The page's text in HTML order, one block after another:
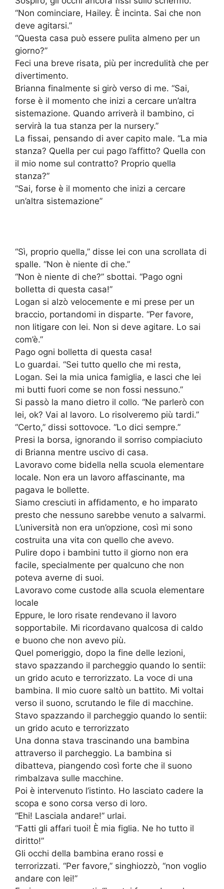
“Non cominciare, Hailey. È incinta. Sai che non
deve agitarsi.”
“Questa casa può essere pulita almeno per un
giorno?”
Feci una breve risata, più per incredulità che per
divertimento.
Brianna finalmente si girò verso di me. “Sai,
forse è il momento che inizi a cercare un’altra
sistemazione. Quando arriverà il bambino, ci
servirà la tua stanza per la nursery.”
La fissai, pensando di aver capito male. “La mia
stanza? Quella per cui pago l’affitto? Quella con
il mio nome sul contratto? Proprio quella
stanza?”
“Sai, forse è il momento che inizi a cercare
un’altra sistemazione”
“Sì, proprio quella,” disse lei con una scrollata di
spalle. “Non è niente di che.”
“Non è niente di che?” sbottai. “Pago ogni
bolletta di questa casa!”
Logan si alzò velocemente e mi prese per un
braccio, portandomi in disparte. “Per favore,
non litigare con lei. Non si deve agitare. Lo sai
com’è.”
Pago ogni bolletta di questa casa!
Lo guardai. “Sei tutto quello che mi resta,
Logan. Sei la mia unica famiglia, e lasci che lei
mi butti fuori come se non fossi nessuno.”
Si passò la mano dietro il collo. “Ne parlerò con
lei, ok? Vai al lavoro. Lo risolveremo più tardi.”
“Certo,” dissi sottovoce. “Lo dici sempre.”
Presi la borsa, ignorando il sorriso compiaciuto
di Brianna mentre uscivo di casa.
Lavoravo come bidella nella scuola elementare
locale. Non era un lavoro affascinante, ma
pagava le bollette.
Siamo cresciuti in affidamento, e ho imparato
presto che nessuno sarebbe venuto a salvarmi.
L’università non era un’opzione, così mi sono
costruita una vita con quello che avevo.
Pulire dopo i bambini tutto il giorno non era
facile, specialmente per qualcuno che non
poteva averne di suoi.
Lavoravo come custode alla scuola elementare
locale
Eppure, le loro risate rendevano il lavoro
sopportabile. Mi ricordavano qualcosa di caldo
e buono che non avevo più.
Quel pomeriggio, dopo la fine delle lezioni,
stavo spazzando il parcheggio quando lo sentii:
un grido acuto e terrorizzato. La voce di una
bambina. Il mio cuore saltò un battito. Mi voltai
verso il suono, scrutando le file di macchine.
Stavo spazzando il parcheggio quando lo sentii:
un grido acuto e terrorizzato
Una donna stava trascinando una bambina
attraverso il parcheggio. La bambina si
dibatteva, piangendo così forte che il suono
rimbalzava sulle macchine.
Poi è intervenuto l’istinto. Ho lasciato cadere la
scopa e sono corsa verso di loro.
“Ehi! Lasciala andare!” urlai.
“Fatti gli affari tuoi! È mia figlia. Ne ho tutto il
diritto!”
Gli occhi della bambina erano rossi e
terrorizzati. “Per favore,” singhiozzò, “non voglio
andare con lei!”